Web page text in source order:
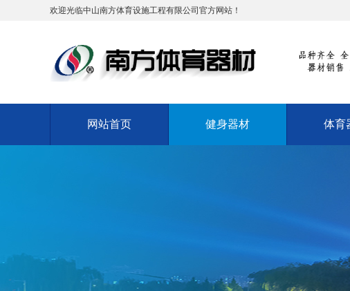
欢迎光临中山南方体育设施工程有限公司官方网站！
网站首页 健身器材 体育